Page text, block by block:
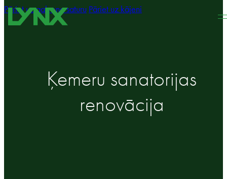
Pāriet uz galveno saturu Pāriet uz kājeni
Ķemeru sanatorijas
renovācija